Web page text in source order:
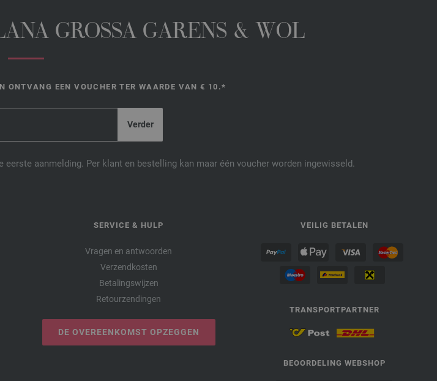
GROSSA GARENS & WOL
ONTVANG EEN VOUCHER TER WAARDE VAN € 10.*
aanmelding. Per klant en bestelling kan maar één voucher worden ingewisseld.
SERVICE & HULP
Vragen en antwoorden
Verzendkosten
Betalingswijzen
Retourzendingen
DE OVEREENKOMST OPZEGGEN
VEILIG BETALEN
TRANSPORTPARTNER
BEOORDELING WEBSHOP